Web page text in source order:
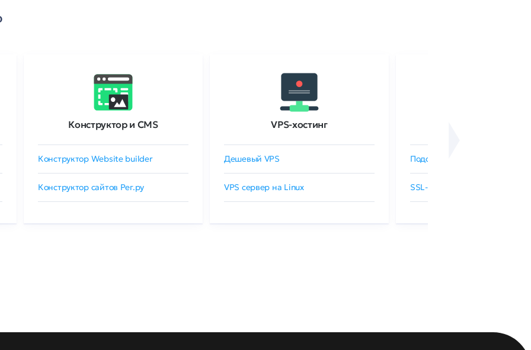
Конструктор и CMS
Конструктор Website builder
Конструктор сайтов Рег.ру
VPS-хостинг
Дешевый VPS
VPS сервер на Linux
Подобрать SSL-сертификат
SSL-сертификаты GlobalSign